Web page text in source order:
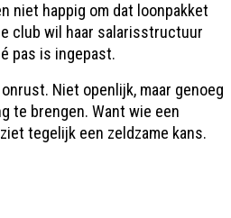
niet happig om dat loonpakket
club wil haar salarisstructuur
pas is ingepast.
Niet openlijk, maar genoeg
te brengen. Want wie een
tegelijk een zeldzame kans.